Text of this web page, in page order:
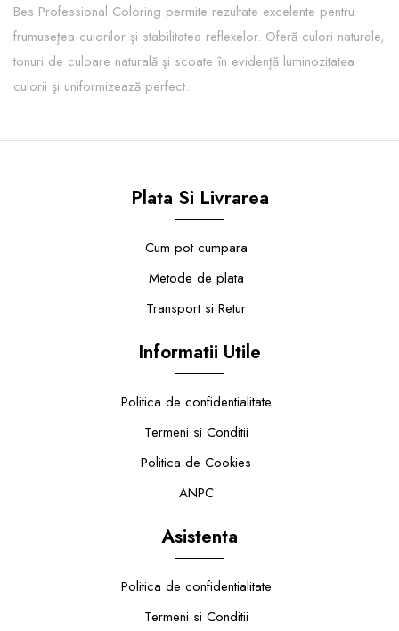
Bes Professional Coloring permite rezultate excelente pentru
frumuseţea culorilor şi stabilitatea reflexelor. Oferă culori naturale,
tonuri de culoare naturală şi scoate în evidenţă luminozitatea
culorii şi uniformizează perfect.
Plata Si Livrarea
Cum pot cumpara
Metode de plata
Transport si Retur
Informatii Utile
Politica de confidentialitate
Termeni si Conditii
Politica de Cookies
ANPC
Asistenta
Politica de confidentialitate
Termeni si Conditii